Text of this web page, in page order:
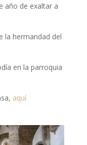
año de exaltar a
la hermandad del
en la parroquia
aquí.